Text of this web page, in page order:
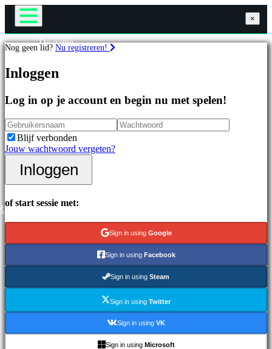
Uitgelichte
games
Nieuwe
uitgaven
Gratis
te
spelen
Categorieën
Strategiespellen
Adventuregames
MMO-
RPG-
Sportspellen
Racing
Casual
De game
Gameplay
Nieuws
Handleidingen
Ondersteuning
Forums
Winkel
Registreren
×
Nog geen lid? Nu registreren!
Inloggen
Log in op je account en begin nu met spelen!
Blijf verbonden
Jouw wachtwoord vergeten?
Inloggen
of start sessie met:
Sign in using Google
Sign in using Facebook
Sign in using Steam
Sign in usingTwitter
Sign in using VK
Sign in using Microsoft
×
×